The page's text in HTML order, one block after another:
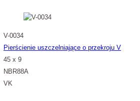
V-0034
Pierścienie uszczelniające o przekroju V
45 x 9
NBR88A
VK